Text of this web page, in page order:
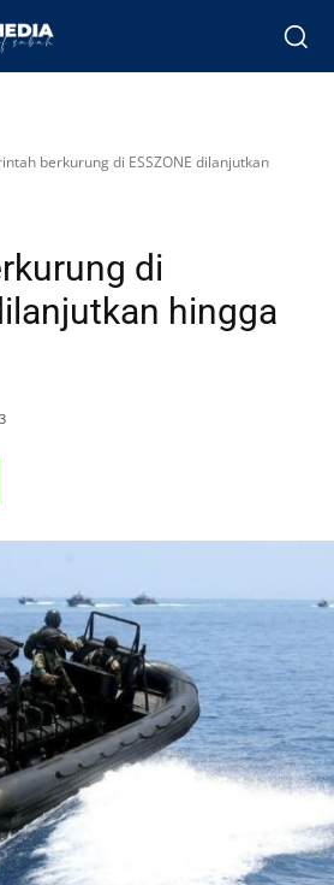
berkurung di ESSZONE dilanjutkan
di
hingga